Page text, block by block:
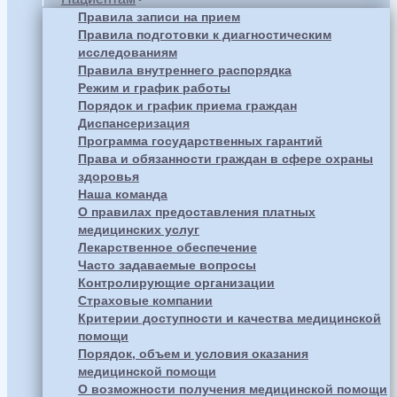
Правила записи на прием
Правила подготовки к диагностическим
исследованиям
Правила внутреннего распорядка
Режим и график работы
Порядок и график приема граждан
Диспансеризация
Программа государственных гарантий
Права и обязанности граждан в сфере охраны
здоровья
Наша команда
О правилах предоставления платных
медицинских услуг
Лекарственное обеспечение
Часто задаваемые вопросы
Контролирующие организации
Страховые компании
Критерии доступности и качества медицинской
помощи
Порядок, объем и условия оказания
медицинской помощи
О возможности получения медицинской помощи